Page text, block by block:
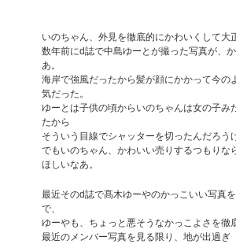
いのちゃん、外見を徹底的にかわいくして大
数年前にd誌で中島ゆーとが撮った写真が、
あ。
海岸で強風だったから髪が顔にかかって今の
気だった。
ゆーとは子供の頃からいのちゃんは女の子み
たから
そういう目線でシャッターを切ったんだろう
でもいのちゃん、かわいい売りするつもりな
ほしいなあ。
最近そのd誌で髙木ゆーやのかっこいい写真
で、
ゆーやも、ちょっと悪そうなかっこよさを徹
最近のメンバー写真を見る限り、地が出過ぎ